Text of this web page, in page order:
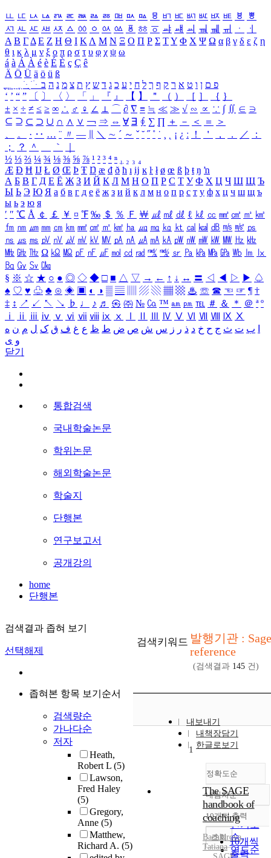
ㅥ ㅦ ㅧ ㅨ ㅩ ㅪ ㅫ ㅬ ㅭ ㅮ ㅯ ㅰ ㅱ ㅲ ㅳ ㅴ ㅵ ㅶ ㅷ ㅸ
ㅹ
ㅺ ㅻ ㅼ ㅽ ㅾ ㅿ ㆀ ㆁ ㆂ ㆃ ㆄ ㆅ ㆆ ㆇ ㆈ ㆉ ㆊ ㆋ ㆌ ㆍ
ㆎ
Α Β ΓΔ Ε Ζ Η Θ Ι ΚΛ Μ Ν Ξ Ο Π Ρ Σ ΤΥ Φ Χ Ψ Ω α β γ δ ε ζ η
θ ι κ λ μ ν ξ ο π ρ σ τ υ φ χ ψ ω
á à Á À é è É È ç Ç ê
Ä Ö Ü ä ö ü ß
ִֶֹ ֻּ ׁׂ פ ם ן ו ט א ר ק ף ך ל ח י ע כ ג ד ש ץ ת צ מ נ ה ב
‘ ’ “ ” 〔 〕 〈 〉 「 」 『 』 【 】 ＂ （ ） ［ ］ ｛ ｝
± × ÷ ≠ ≤ ≥ ∞ ∴ ♂ ♀ ∠ ⊥ ⌒ ∂ ∇ ≡ ≒ ≪ ≫ √ ∽ ∝ ∵ ∫ ∬ ∈ ∋
⊆ ⊇ ⊂ ⊃ ∪ ∩ ∧ ∨ ￢ ⇒ ⇔ ∀ ∃ ∮ ∑ ∏ ＋ － ＜ ＝
＞
、
。 · ‥ … ¨ 〃 ― ＼ ∼ ´ ～ ˇ ˘ ˝ ˚ ˙ ¸ ¡ ¿ ː ！ ＇ ， ． ／
：
；
？ ＾ ｀
½ ⅓ ⅔ ¼ ¾ ⅛ ⅜ ⅝ ⅞ ¹ ² ³ ⁴ ⁿ ₁ ₂ ₃ ₄
Æ Ð Ħ Ĳ Ł Ø Œ Þ Ŧ Ŋ æ đ ð ħ ı ĳ ĸ ŀ ł ø œ ß þ ŧ ŋ ŉ
А Б В Г Д Е Ё Ж З И Й К Л М Н О П Р С Т У Ф Х Ц Ч Ш Щ Ъ
Ы Ь Э Ю Я а б в г д е ё ж з и й к л м н о п р с т у ф х ц ч ш щ ъ
ы ь э ю я
′ ″ ℃ Å ￠ ￡ ￥ ¤ ℉ ‰ ＄ ％ Ｆ ￦ ㎕ ㎖ ㎗ ℓ ㎘ ㏄ ㎣ ㎤ ㎥ ㎦
㎙ ㎚ ㎛ ㎜ ㎝ ㎞ ㎟ ㎠ ㎡ ㎢ ㏊ ㎍ ㎎ ㎏ ㏏ ㎈ ㎉ ㏈ ㎧ ㎨ ㎰
㎱ ㎲ ㎳ ㎴ ㎵ ㎶ ㎷ ㎸ ㎹ ㎀ ㎁ ㎂ ㎃ ㎄ ㎺ ㎻ ㎽ ㎾ ㎿ ㎐ ㎑
㎒ ㎓ ㎔ Ω ㏀ ㏁ ㎊ ㎋ ㎌ ㏖ ㏅ ㎭ ㎮ ㎯ ㏛ ㎩ ㎪ ㎫ ㎬ ㏝ ㏐
㏓
㏃ ㏉ ㏜ ㏆
§ ※ ☆ ★ ○ ● ◎ ◇ ◆ □ ■ △ ▽ → ← ↑ ↓ ↔ 〓 ◁ ◀ ▷ ▶ ♤
♠ ♡ ♥ ♧ ♣ ⊙ ◈ ▣ ◐ ◑ ▒ ▤ ▨ ▧ ▦ ▩ ♨ ☏ ☎ ☜ ☞ ¶ †
‡ ↕ ↗ ↙ ↖ ↘ ♭ ♩ ♪ ♬ ㉿ ㈜ № ㏇ ™ ㏂ ㏘ ℡ ＃ ＆ ＊ ＠ ª º
ⅰ
ⅱ ⅲ ⅳ ⅴ ⅵ ⅶ ⅷ ⅸ ⅹ Ⅳ Ⅴ Ⅵ Ⅶ Ⅷ Ⅸ Ⅹ
ب ت ث ج ح خ د ذ ر ز س ش ص ض ط ظ ع غ ف ق ک ل م ن ه
و ی
닫기
통합검색
국내학술논문
학위논문
해외학술논문
학술지
단행본
연구보고서
공개강의
home
단행본
검색결과 좁혀 보기
선택해제
좁혀본 항목 보기순서
검색량순
가나다순
저자
Heath,
Robert L (5)
Lawson,
Fred Haley
(5)
Gregory,
Anne (5)
Matthew,
Richard A. (5)
검색키워드 발행기관 : Sage
reference
(검색결과 145 건)
내보내기
내책장담기
한글로보기
정확도순
정확도
순
인기도
순
연도순
내림차순
내림차순
10개씩 출력
10개씩
출력
조회
1
The SAGE
handbook of
coaching
Bachkirova,
Tatiana